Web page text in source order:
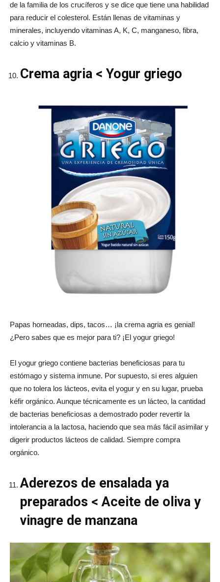
de la familia de los crucíferos y se dice que tiene una habilidad
para reducir el colesterol. Están llenas de vitaminas y
minerales, incluyendo vitaminas A, K, C, manganeso, fibra,
calcio y vitaminas B.
Crema agria < Yogur griego
Papas horneadas, dips, tacos… ¡la crema agria es genial!
¿Pero sabes que es mejor para ti? ¡El yogur griego!
El yogur griego contiene bacterias beneficiosas para tu
estómago y sistema inmune. Por supuesto, si eres alguien
que no tolera los lácteos, evita el yogur y en su lugar, prueba
kéfir orgánico. Aunque técnicamente es un lácteo, la cantidad
de bacterias beneficiosas a demostrado poder revertir la
intolerancia a la lactosa, haciendo que sea más fácil asimilar y
digerir productos lácteos de calidad. Siempre compra
orgánico.
Aderezos de ensalada ya
preparados < Aceite de oliva y
vinagre de manzana